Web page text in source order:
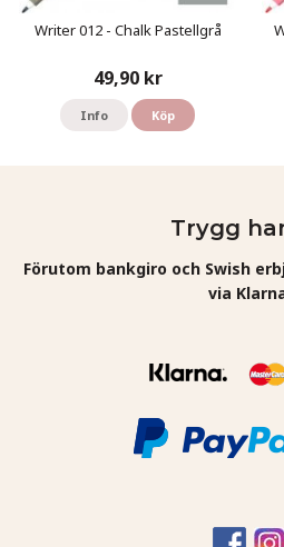
Writer 012 - Chalk Pastellgrå
49,90 kr
Info Köp
Trygg
Förutom bankgiro och Swish
via